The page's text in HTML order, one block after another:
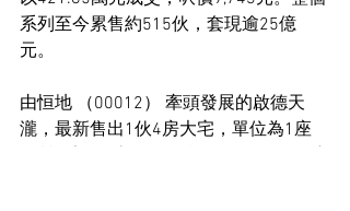
系列至今累售約515伙，套現逾25億
元。
由恒地 （00012） 牽頭發展的啟德天
瀧，最新售出1伙4房大宅，單位為1座